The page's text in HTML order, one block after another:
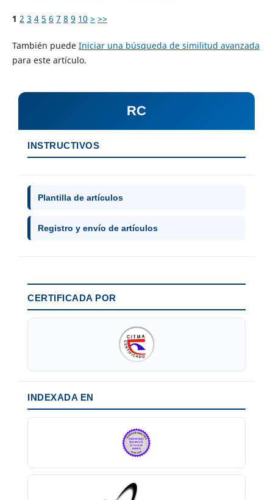
1 2 3 4 5 6 7 8 9 10 > >>
También puede Iniciar una búsqueda de similitud avanzada
para este artículo.
RC
INSTRUCTIVOS
Plantilla de artículos
Registro y envío de artículos
CERTIFICADA POR
INDEXADA EN